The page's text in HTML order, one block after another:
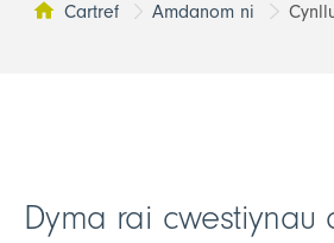
Cartref
Amdanom ni
Dyma rai cwestiynau